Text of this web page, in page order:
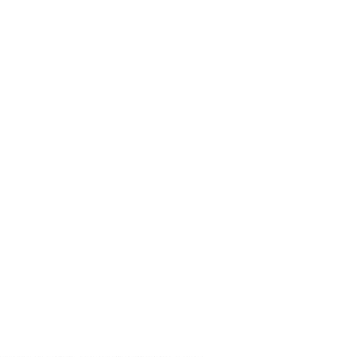
son GRATIS y puedes realizarlos